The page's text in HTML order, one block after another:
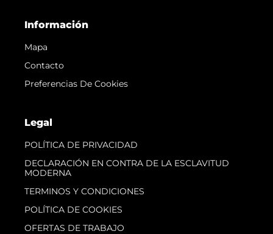
Información
Mapa
Contacto
Preferencias De Cookies
Legal
POLÍTICA DE PRIVACIDAD
DECLARACIÓN EN CONTRA DE LA ESCLAVITUD
MODERNA
TERMINOS Y CONDICIONES
POLÍTICA DE COOKIES
OFERTAS DE TRABAJO